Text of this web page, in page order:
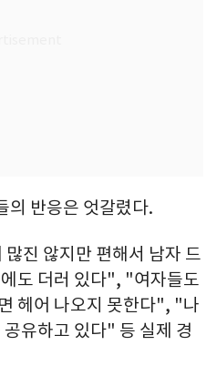
의 반응은 엇갈렸다.
진 않지만 편해서 남자 드
도 더러 있다", "여자들도
헤어 나오지 못한다", "나
유하고 있다" 등 실제 경